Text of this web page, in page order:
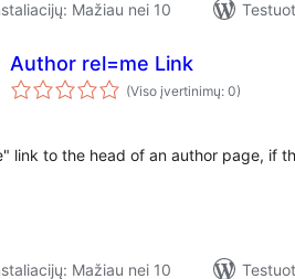
Mažiau nei 10
Author rel=me Link
(Viso įvertinimų: 0)
link to the head of an author page, if
Mažiau nei 10